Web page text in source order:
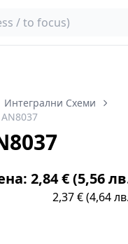
Интегрални Схеми
2,84 € (5,56
2,37 € (4,64